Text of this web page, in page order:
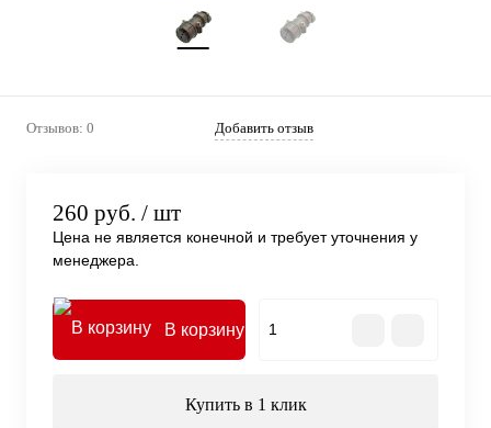
Отзывов: 0 Добавить отзыв
260 руб. / шт
Цена не является конечной и требует уточнения у
менеджера.
В корзину
Купить в 1 клик